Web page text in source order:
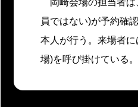
岡崎会場の担当者
員ではない)が予約確
本人が行う。来場者
場)を呼び掛けている。